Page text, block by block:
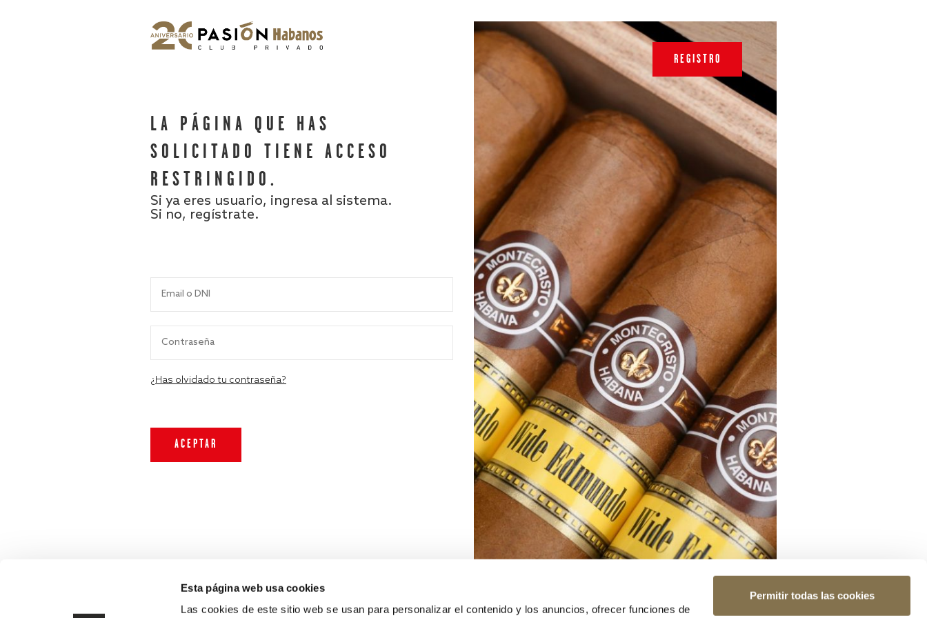
Esta página web usa cookies
Las cookies de este sitio web se usan para personalizar el contenido y los anuncios, ofrecer funciones de
Permitir todas las cookies
LA PÁGINA QUE HAS
SOLICITADO TIENE ACCESO
RESTRINGIDO.
Si ya eres usuario, ingresa al sistema.
Si no, regístrate.
¿Has olvidado tu contraseña?
REGISTRO